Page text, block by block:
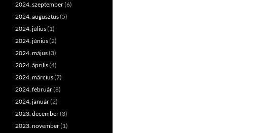
2024. szeptember(6)
2024. augusztus(5)
2024. július(1)
2024. június(2)
2024. május(3)
2024. április(4)
2024. március(7)
2024. február(8)
2024. január(2)
2023. december(3)
2023. november(1)